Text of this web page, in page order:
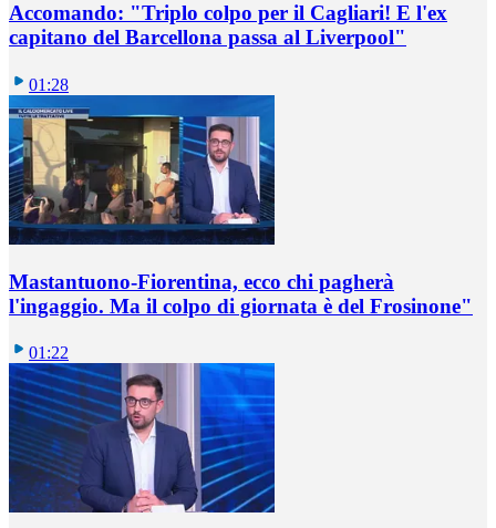
Accomando: "Triplo colpo per il Cagliari! E l'ex
capitano del Barcellona passa al Liverpool"
01:28
Mastantuono-Fiorentina, ecco chi pagherà
l'ingaggio. Ma il colpo di giornata è del Frosinone"
01:22